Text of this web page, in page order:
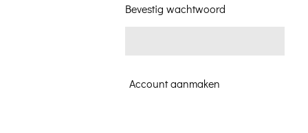
Bevestig wachtwoord
Account aanmaken